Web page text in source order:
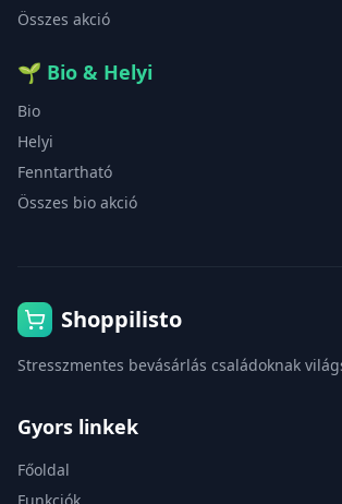
Összes akció
🌱 Bio & Helyi
Bio
Helyi
Fenntartható
Összes bio akció
Shoppilisto
Stresszmentes bevásárlás családoknak
Gyors linkek
Főoldal